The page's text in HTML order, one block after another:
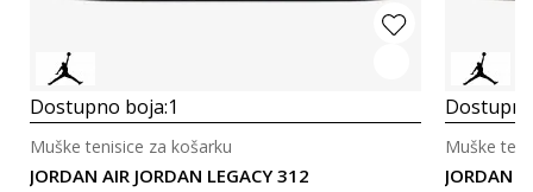
Dostupno boja:1
JORDAN AIR JORDAN LEGACY 312
Muške tenisice za košarku
JORDAN
Muške